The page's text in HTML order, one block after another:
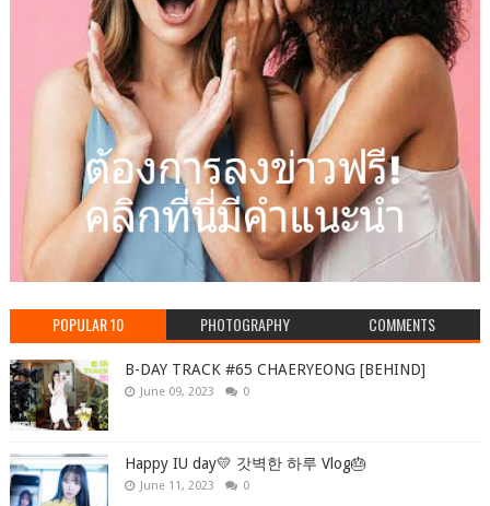
POPULAR 10 PHOTOGRAPHY COMMENTS
B-DAY TRACK #65 CHAERYEONG [BEHIND]
June 09, 2023 0
Happy IU day💛 갓벽한 하루 Vlog🎂
June 11, 2023 0